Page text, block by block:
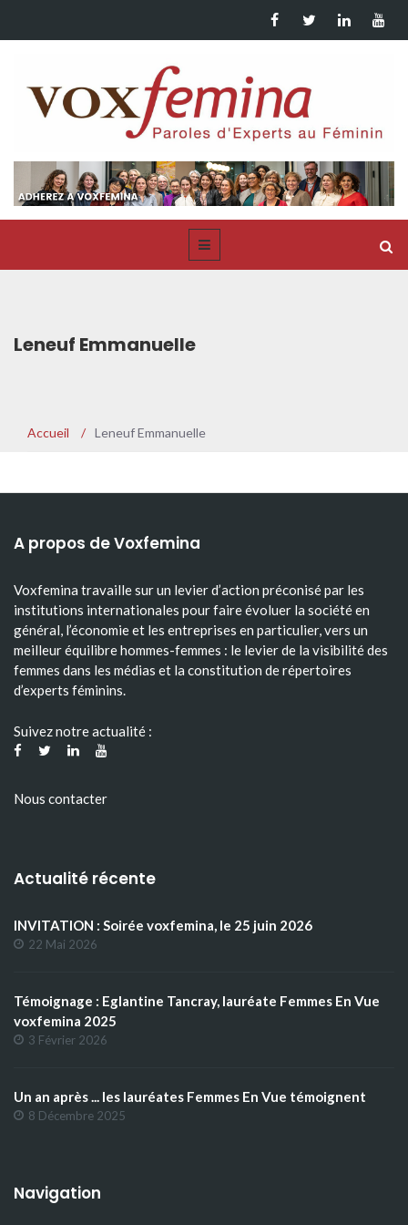
Leneuf Emmanuelle
Accueil / Leneuf Emmanuelle
A propos de Voxfemina
Voxfemina travaille sur un levier d’action préconisé par les
institutions internationales pour faire évoluer la société en
général, l’économie et les entreprises en particulier, vers un
meilleur équilibre hommes-femmes : le levier de la visibilité des
femmes dans les médias et la constitution de répertoires
d’experts féminins.
Suivez notre actualité :
Nous contacter
Actualité récente
INVITATION : Soirée voxfemina, le 25 juin 2026
22 Mai 2026
Témoignage : Eglantine Tancray, lauréate Femmes En Vue
voxfemina 2025
3 Février 2026
Un an après ... les lauréates Femmes En Vue témoignent
8 Décembre 2025
Navigation